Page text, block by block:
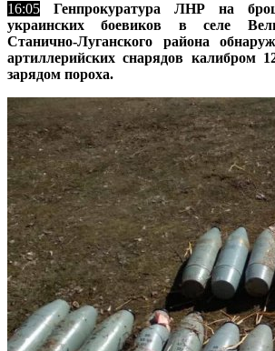
16:05
Генпрокуратура ЛНР на
украинских боевиков в селе
Станично-Луганского района
артиллерийских снарядов калибром
зарядом пороха.